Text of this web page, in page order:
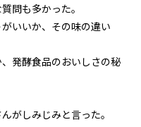
問も多かった。
いいか、その味の違い
発酵食品のおいしさの秘
がしみじみと言った。